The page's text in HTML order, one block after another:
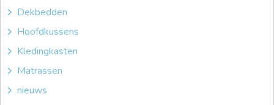
Dekbedden
Hoofdkussens
Kledingkasten
Matrassen
nieuws